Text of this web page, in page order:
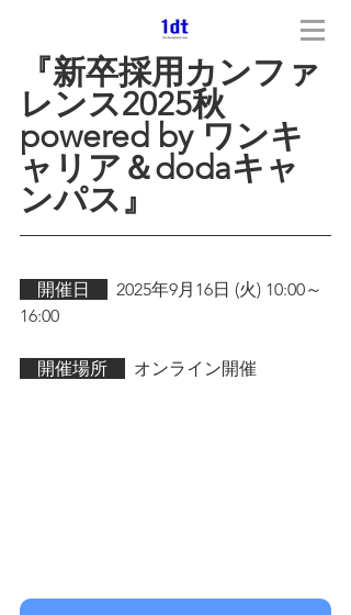
『新卒採用カンファ
レンス2025秋
powered by ワンキ
ャリア＆dodaキャ
ンパス』
開催日
2025年9月16日 (火) 10:00～
16:00
開催場所
  オンライン開催